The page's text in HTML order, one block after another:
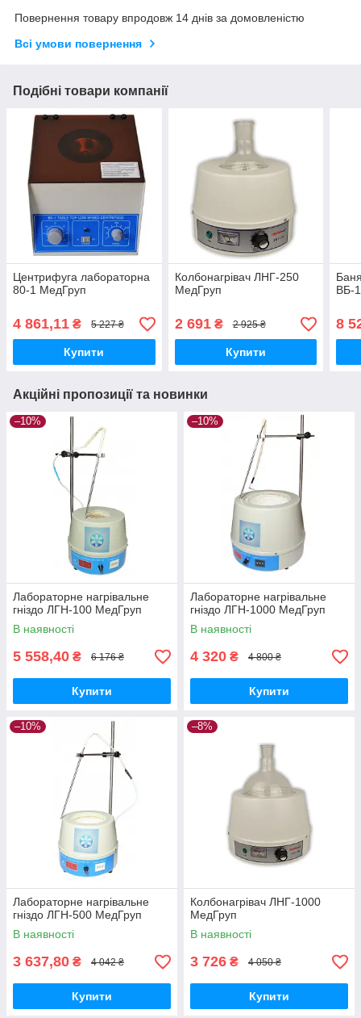
Повернення товару впродовж 14 днів за домовленістю
Всі умови повернення
Подібні товари компанії
Центрифуга лабораторна
80-1 МедГруп
4 861,11 ₴ 5 227 ₴
Купити
Колбонагрівач ЛНГ-250
МедГруп
2 691₴ 2 925 ₴
Купити
ВБ-
8
Акційні пропозиції та новинки
–10%
Лабораторне нагрівальне
гніздо ЛГН-100 МедГруп
В наявності
5 558,40 ₴ 6 176 ₴
Купити
–10%
Лабораторне нагрівальне
гніздо ЛГН-1000 МедГруп
В наявності
4 320 ₴ 4 800 ₴
Купити
–10%
Лабораторне нагрівальне
гніздо ЛГН-500 МедГруп
В наявності
3 637,80 ₴ 4 042 ₴
Купити
–8%
Колбонагрівач ЛНГ-1000
МедГруп
В наявності
3 726 ₴ 4 050 ₴
Купити